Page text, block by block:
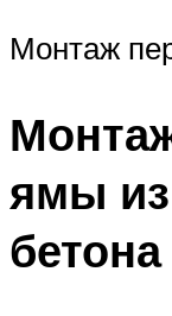
Монтаж
ямы
бетона